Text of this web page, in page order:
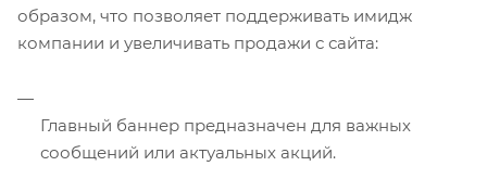
образом, что позволяет поддерживать имидж
компании и увеличивать продажи с сайта:
Главный баннер предназначен для важных
сообщений или актуальных акций.